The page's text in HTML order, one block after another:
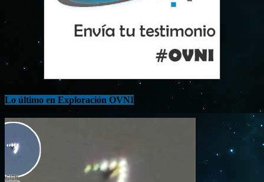
Lo último en Exploración OVNI